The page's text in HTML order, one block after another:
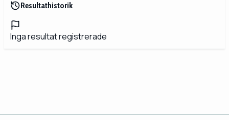
Resultathistorik
Inga resultat registrerade